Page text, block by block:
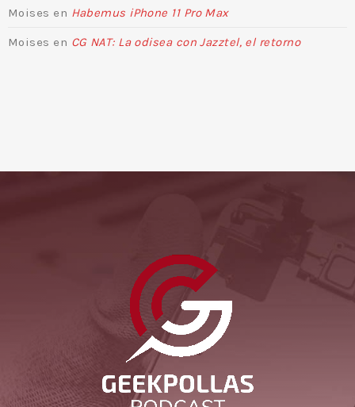
Moises en Habemus iPhone 11 Pro Max
Moises en CG NAT: La odisea con Jazztel, el retorno